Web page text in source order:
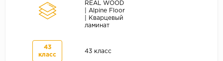
REAL WOOD
| Alpine Floor
| Кварцевый
ламинат
43
класс
43 класс